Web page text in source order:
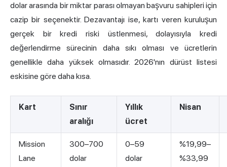
dolar arasında bir miktar parası olmayan başvuru sahipleri için
cazip bir seçenektir. Dezavantajı ise, kartı veren kuruluşun
gerçek bir kredi riski üstlenmesi, dolayısıyla kredi
değerlendirme sürecinin daha sıkı olması ve ücretlerin
genellikle daha yüksek olmasıdır. 2026'nın dürüst listesi
eskisine göre daha kısa.
Kart
Sınır
aralığı
Yıllık
ücret
Nisan
Mission
Lane
300–700
dolar
0–59
dolar
%19,99–
%33,99